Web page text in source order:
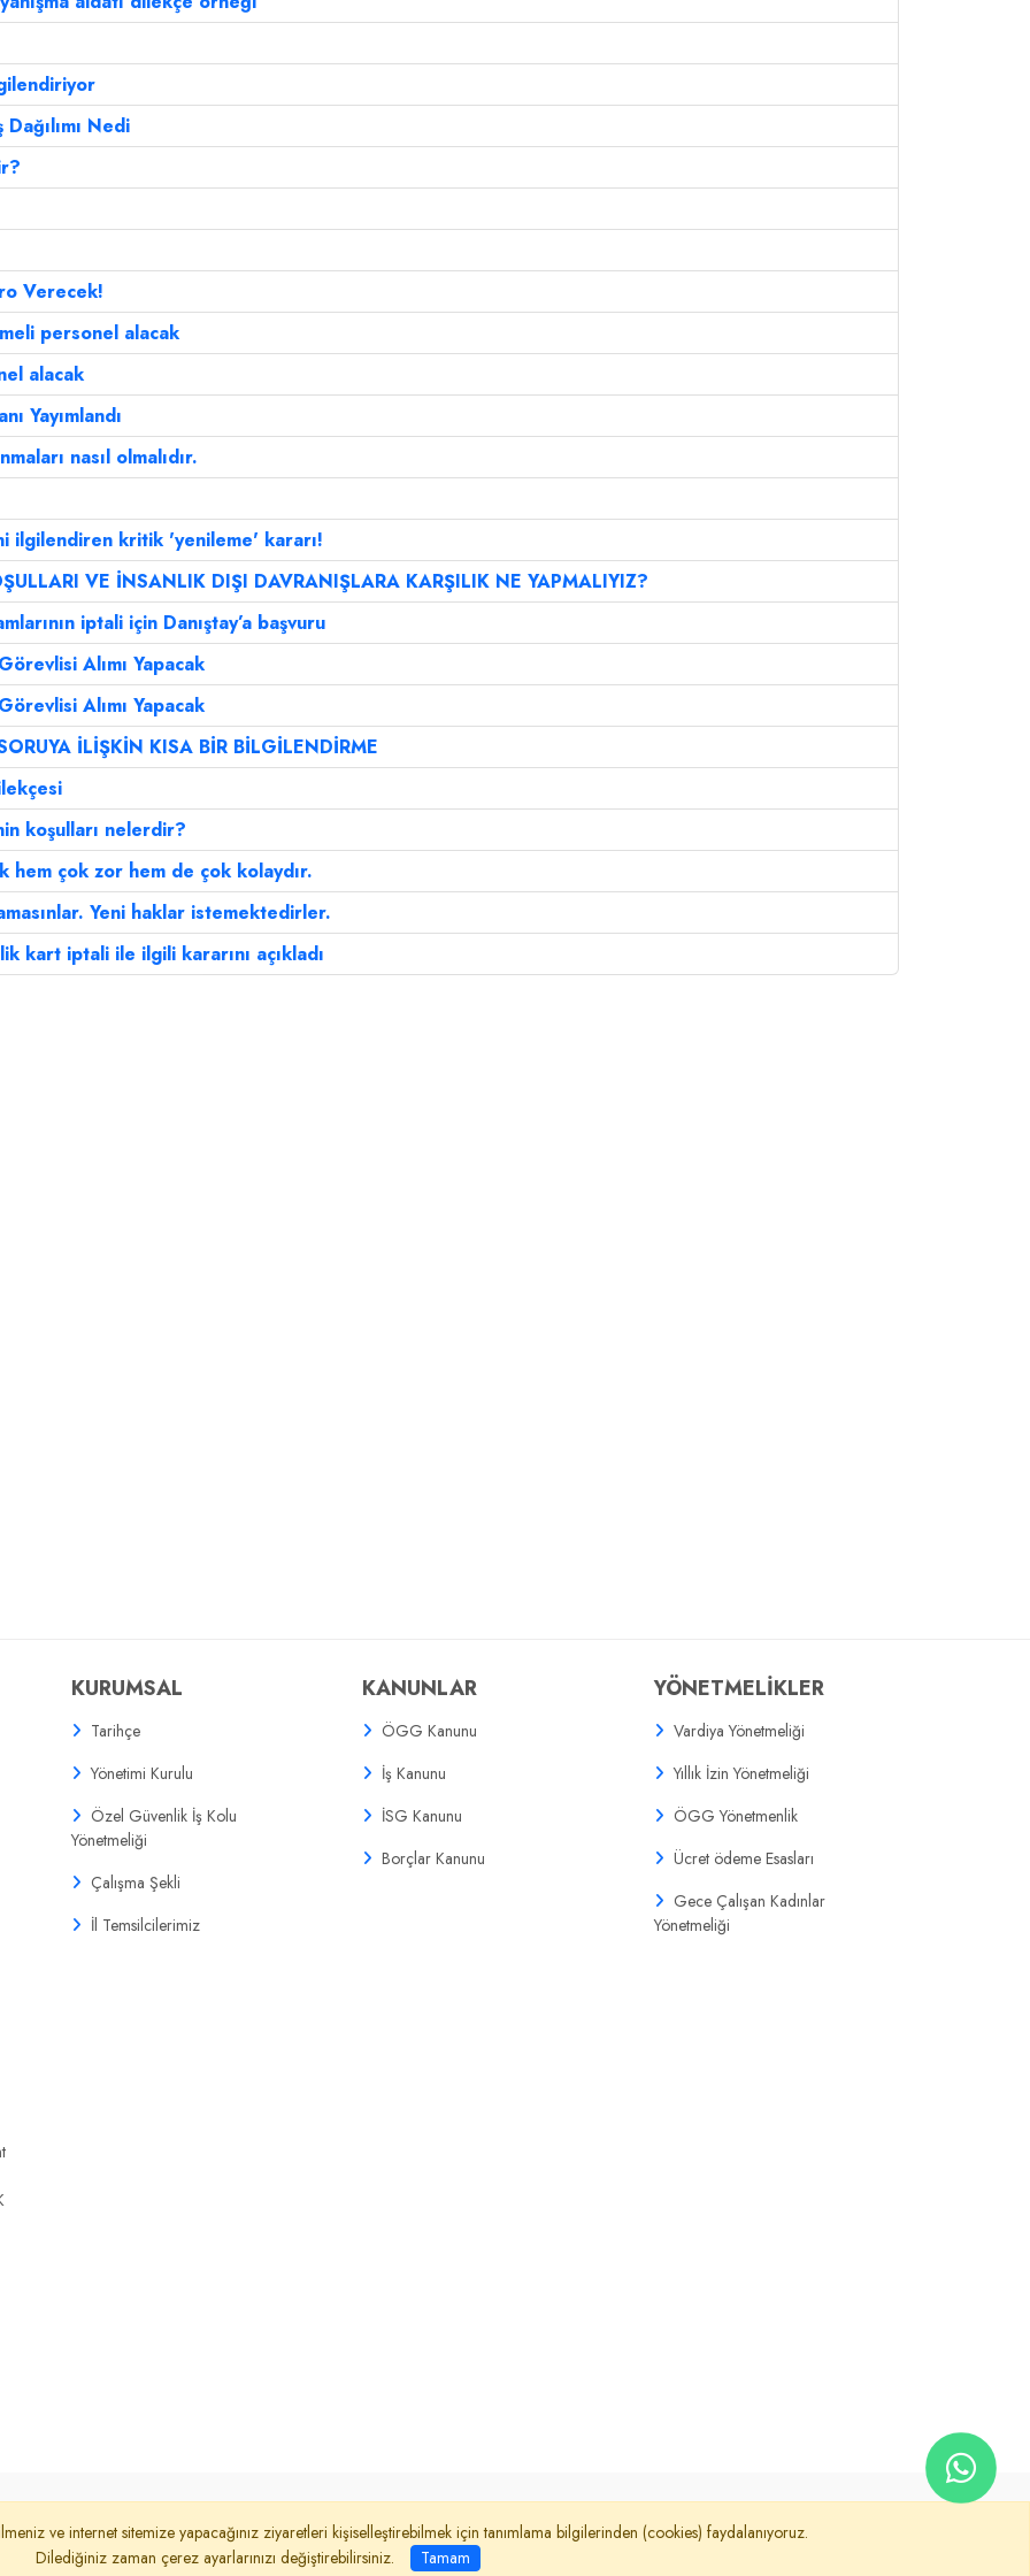
Dağılımı Nedi
Verecek!
personel alacak
alacak
Yayımlandı
nasıl olmalıdır.
ilgilendiren kritik 'yenileme' kararı!
VE İNSANLIK DIŞI DAVRANIŞLARA KARŞILIK NE YAPMALIYIZ?
iptali için Danıştay’a başvuru
Alımı Yapacak
Alımı Yapacak
İLİŞKİN KISA BİR BİLGİLENDİRME
koşulları nelerdir?
çok zor hem de çok kolaydır.
Yeni haklar istemektedirler.
kart iptali ile ilgili kararını açıkladı
KURUMSAL
Tarihçe
Yönetimi Kurulu
Özel Güvenlik İş Kolu
Yönetmeliği
Çalışma Şekli
İl Temsilcilerimiz
KANUNLAR
ÖGG Kanunu
İş Kanunu
İSG Kanunu
Borçlar Kanunu
YÖNETMELİKLER
Vardiya Yönetmeliği
Yıllık İzin Yönetmeliği
ÖGG Yönetmenlik
Ücret ödeme Esasları
Gece Çalışan Kadınlar
Yönetmeliği
ve internet sitemize yapacağınız ziyaretleri kişiselleştirebilmek için tanımlama bilgilerinden (cookies) faydalanıyoruz.
Dilediğiniz zaman çerez ayarlarınızı değiştirebilirsiniz.
Tamam